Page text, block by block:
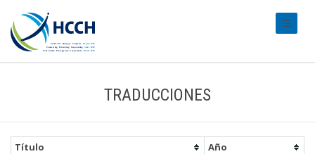
TRADUCCIONES
Título
Año